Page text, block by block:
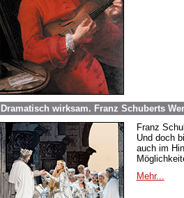
Dramatisch wirksam. Franz Schuberts
Franz
Und doch
auch im
Mehr...